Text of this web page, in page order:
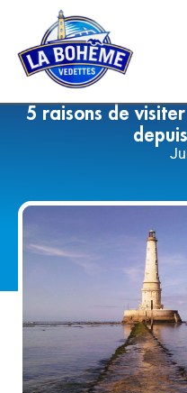
5 raisons de